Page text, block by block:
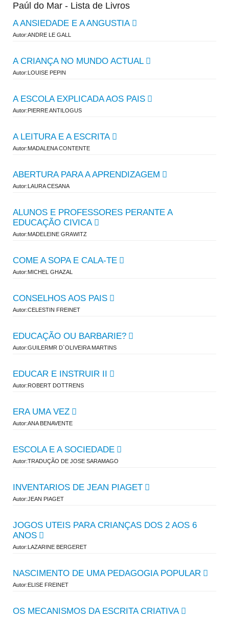
Paúl do Mar - Lista de Livros
A ANSIEDADE E A ANGUSTIA
Autor:ANDRE LE GALL
A CRIANÇA NO MUNDO ACTUAL
Autor:LOUISE PEPIN
A ESCOLA EXPLICADA AOS PAIS
Autor:PIERRE ANTILOGUS
A LEITURA E A ESCRITA
Autor:MADALENA CONTENTE
ABERTURA PARA A APRENDIZAGEM
Autor:LAURA CESANA
ALUNOS E PROFESSORES PERANTE A
EDUCAÇÃO CIVICA
Autor:MADELEINE GRAWITZ
COME A SOPA E CALA-TE
Autor:MICHEL GHAZAL
CONSELHOS AOS PAIS
Autor:CELESTIN FREINET
EDUCAÇÃO OU BARBARIE?
Autor:GUILERMR D`OLIVEIRA MARTINS
EDUCAR E INSTRUIR II
Autor:ROBERT DOTTRENS
ERA UMA VEZ
Autor:ANA BENAVENTE
ESCOLA E A SOCIEDADE
Autor:TRADUÇÃO DE JOSE SARAMAGO
INVENTARIOS DE JEAN PIAGET
Autor:JEAN PIAGET
JOGOS UTEIS PARA CRIANÇAS DOS 2 AOS 6
ANOS
Autor:LAZARINE BERGERET
NASCIMENTO DE UMA PEDAGOGIA POPULAR
Autor:ELISE FREINET
OS MECANISMOS DA ESCRITA CRIATIVA